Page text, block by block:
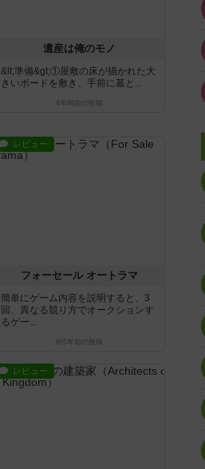
遺産は俺のモノ
&lt;準備&gt;①屋敷の床が描かれた大
きいボードを敷き、手前に墓と...
4年弱前 の投稿
レビュー
フォーセール オートラマ
簡単にゲーム内容を説明すると、3
回、異なる競り方でオークションす
るゲー...
約5年前 の投稿
レビュー